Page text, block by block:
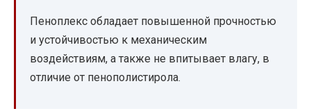
Пеноплекс обладает повышенной прочностью
и устойчивостью к механическим
воздействиям, а также не впитывает влагу, в
отличие от пенополистирола.